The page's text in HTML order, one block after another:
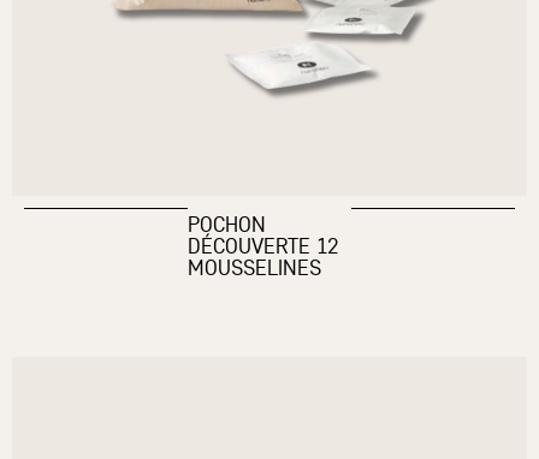
POCHON
DÉCOUVERTE 12
MOUSSELINES